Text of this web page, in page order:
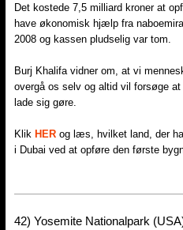
Det kostede 7,5 milliard kroner at
have økonomisk hjælp fra
2008 og kassen pludselig var tom.
Burj Khalifa vidner om, at vi
overgå os selv og altid vil forsøge
lade sig gøre.
Klik HER og læs, hvilket land, der
i Dubai ved at opføre den første
42) Yosemite Nationalpark